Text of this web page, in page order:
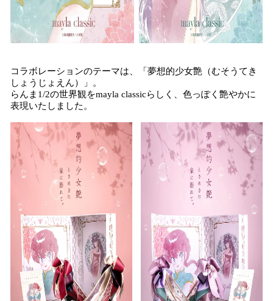
コラボレーションのテーマは、「夢想的少女艶（むそうてき
しょうじょえん）」。
らんま1/2の世界観をmayla classicらしく、色っぽく艶やかに
表現いたしました。